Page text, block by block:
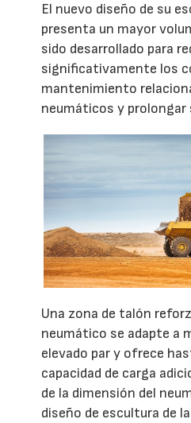
El nuevo diseño de su
presenta un mayor
sido desarrollado para
significativamente los
mantenimiento
neumáticos y prolongar
Una zona de talón
neumático se adapte a
elevado par y ofrece
capacidad de carga
de la dimensión del
diseño de escultura de